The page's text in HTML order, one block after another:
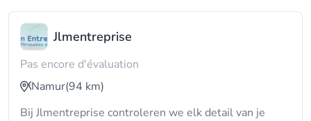
Jlmentreprise
Pas encore d'évaluation
Namur(94 km)
Bij Jlmentreprise controleren we elk detail van je